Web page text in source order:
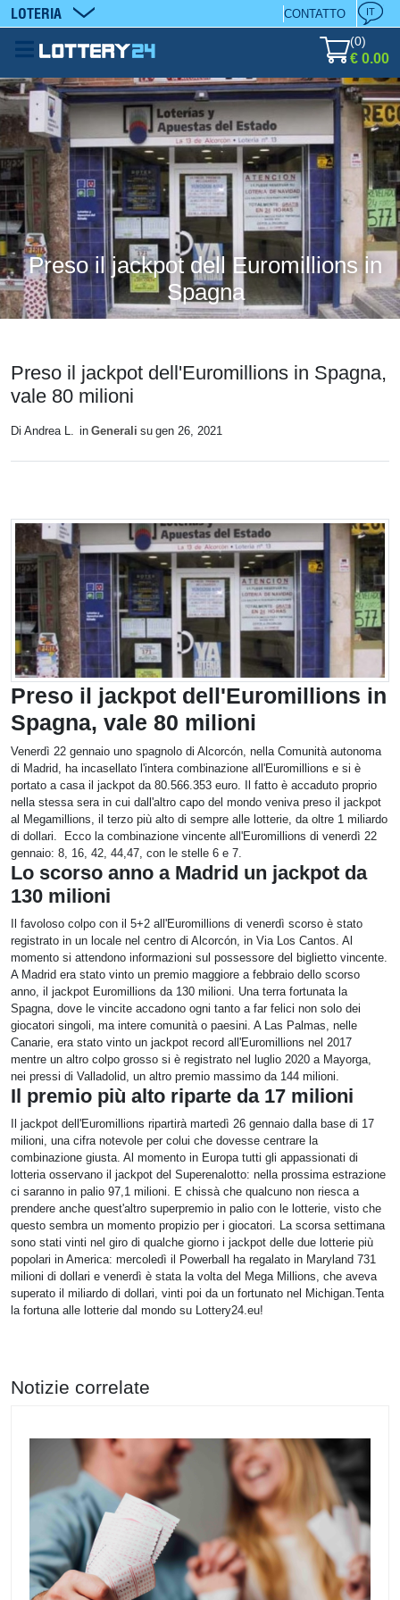
LOTERIA CONTATTO IT
(0)
€ 0.00
Preso il jackpot dell Euromillions in
Spagna
Preso il jackpot dell'Euromillions in Spagna,
vale 80 milioni
Di Andrea L. in Generali su gen 26, 2021
Preso il jackpot dell'Euromillions in
Spagna, vale 80 milioni
Venerdì 22 gennaio uno spagnolo di Alcorcón, nella Comunità autonoma
di Madrid, ha incasellato l'intera combinazione all'Euromillions e si è
portato a casa il jackpot da 80.566.353 euro. Il fatto è accaduto proprio
nella stessa sera in cui dall'altro capo del mondo veniva preso il jackpot
al Megamillions, il terzo più alto di sempre alle lotterie, da oltre 1 miliardo
di dollari. Ecco la combinazione vincente all'Euromillions di venerdì 22
gennaio: 8, 16, 42, 44,47, con le stelle 6 e 7.
Lo scorso anno a Madrid un jackpot da
130 milioni
Il favoloso colpo con il 5+2 all'Euromillions di venerdì scorso è stato
registrato in un locale nel centro di Alcorcón, in Via Los Cantos. Al
momento si attendono informazioni sul possessore del biglietto vincente.
A Madrid era stato vinto un premio maggiore a febbraio dello scorso
anno, il jackpot Euromillions da 130 milioni. Una terra fortunata la
Spagna, dove le vincite accadono ogni tanto a far felici non solo dei
giocatori singoli, ma intere comunità o paesini. A Las Palmas, nelle
Canarie, era stato vinto un jackpot record all'Euromillions nel 2017
mentre un altro colpo grosso si è registrato nel luglio 2020 a Mayorga,
nei pressi di Valladolid, un altro premio massimo da 144 milioni.
Il premio più alto riparte da 17 milioni
Il jackpot dell'Euromillions ripartirà martedì 26 gennaio dalla base di 17
milioni, una cifra notevole per colui che dovesse centrare la
combinazione giusta. Al momento in Europa tutti gli appassionati di
lotteria osservano il jackpot del Superenalotto: nella prossima estrazione
ci saranno in palio 97,1 milioni. E chissà che qualcuno non riesca a
prendere anche quest'altro superpremio in palio con le lotterie, visto che
questo sembra un momento propizio per i giocatori. La scorsa settimana
sono stati vinti nel giro di qualche giorno i jackpot delle due lotterie più
popolari in America: mercoledì il Powerball ha regalato in Maryland 731
milioni di dollari e venerdì è stata la volta del Mega Millions, che aveva
superato il miliardo di dollari, vinti poi da un fortunato nel Michigan.Tenta
la fortuna alle lotterie dal mondo su Lottery24.eu!
Notizie correlate